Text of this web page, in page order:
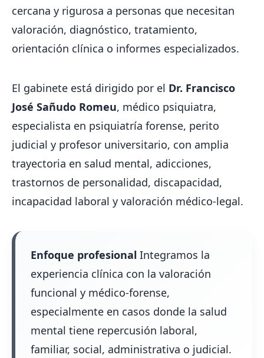
cercana y rigurosa a personas que necesitan
valoración, diagnóstico, tratamiento,
orientación clínica o informes especializados.
El gabinete está dirigido por el Dr. Francisco
José Sañudo Romeu, médico psiquiatra,
especialista en psiquiatría forense, perito
judicial y profesor universitario, con amplia
trayectoria en salud mental, adicciones,
trastornos de personalidad, discapacidad,
incapacidad laboral y valoración médico-legal.
Enfoque profesional Integramos la
experiencia clínica con la valoración
funcional y médico-forense,
especialmente en casos donde la salud
mental tiene repercusión laboral,
familiar, social, administrativa o judicial.